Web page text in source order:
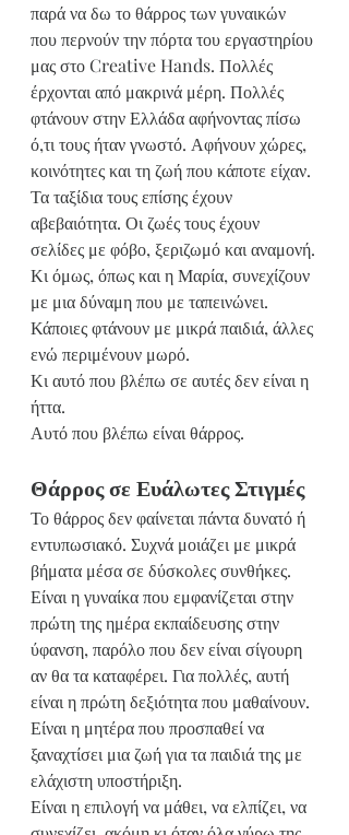
παρά να δω το θάρρος των γυναικών
που περνούν την πόρτα του εργαστηρίου
μας στο Creative Hands. Πολλές
έρχονται από μακρινά μέρη. Πολλές
φτάνουν στην Ελλάδα αφήνοντας πίσω
ό,τι τους ήταν γνωστό. Αφήνουν χώρες,
κοινότητες και τη ζωή που κάποτε είχαν.
Τα ταξίδια τους επίσης έχουν
αβεβαιότητα. Οι ζωές τους έχουν
σελίδες με φόβο, ξεριζωμό και αναμονή.
Κι όμως, όπως και η Μαρία, συνεχίζουν
με μια δύναμη που με ταπεινώνει.
Κάποιες φτάνουν με μικρά παιδιά, άλλες
ενώ περιμένουν μωρό.
Κι αυτό που βλέπω σε αυτές δεν είναι η
ήττα.
Αυτό που βλέπω είναι θάρρος.
Θάρρος σε Ευάλωτες Στιγμές
Το θάρρος δεν φαίνεται πάντα δυνατό ή
εντυπωσιακό. Συχνά μοιάζει με μικρά
βήματα μέσα σε δύσκολες συνθήκες.
Είναι η γυναίκα που εμφανίζεται στην
πρώτη της ημέρα εκπαίδευσης στην
ύφανση, παρόλο που δεν είναι σίγουρη
αν θα τα καταφέρει. Για πολλές, αυτή
είναι η πρώτη δεξιότητα που μαθαίνουν.
Είναι η μητέρα που προσπαθεί να
ξαναχτίσει μια ζωή για τα παιδιά της με
ελάχιστη υποστήριξη.
Είναι η επιλογή να μάθει, να ελπίζει, να